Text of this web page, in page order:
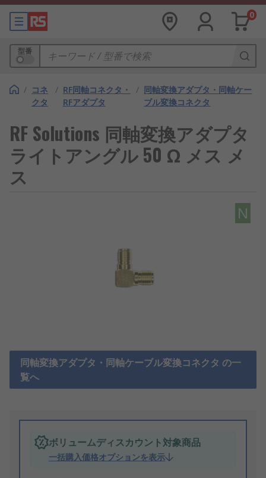
0
型番
/ コネ
クタ
/ RF同軸コネクタ・
RFアダプタ
/ 同軸変換アダプタ・同軸ケー
ブル変換コネクタ
RF Solutions 同軸変換アダプタ
ライトアングル 50 Ω メス メ
ス
N
同軸変換アダプタ・同軸ケーブル変換コネクタ の一
覧へ
ボリュームディスカウント対象商品
一括購入価格オプションを表示